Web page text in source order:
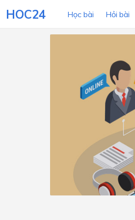
HOC24 Học bài Hỏi bài
LỚP HỌC
Lớp 12
Lớp 8
Lớp 7